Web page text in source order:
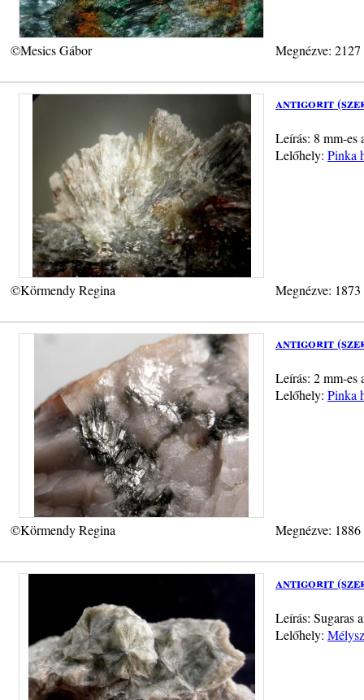
©Mesics Gábor Megnézve:
antigorit
Leírás: 8 mm-es
Lelőhely: Pinka
©Körmendy Regina Megnézve:
antigorit
Leírás: 2 mm-es
Lelőhely: Pinka
©Körmendy Regina Megnézve:
antigorit
Leírás: Sugaras
Lelőhely: